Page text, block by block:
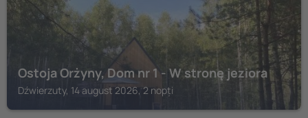
Ostoja Orżyny, Dom nr 1 - W stronę jeziora
Dźwierzuty, 14 august 2026, 2 nopți